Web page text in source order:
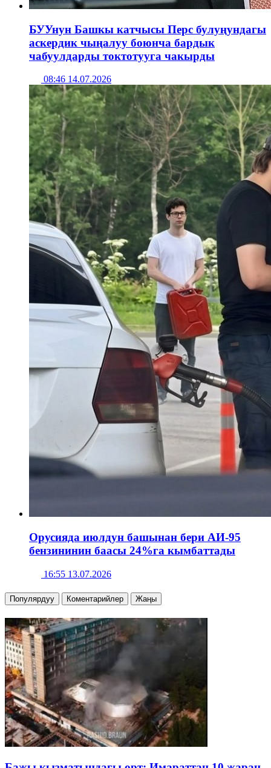
БУУнун Башкы катчысы Перс булуңундагы
аскердик чыңалуу боюнча бардык
чабуулдарды токтотууга чакырды
08:46 14.07.2026
Орусияда июлдун башынан бери АИ-95
бензининин баасы 24%га кымбаттады
16:55 13.07.2026
Популярдуу Коментарийлер Жаңы